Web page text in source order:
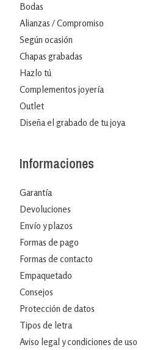
Bodas
Alianzas / Compromiso
Según ocasión
Chapas grabadas
Hazlo tú
Complementos joyería
Outlet
Diseña el grabado de tu joya
Informaciones
Garantía
Devoluciones
Envío y plazos
Formas de pago
Formas de contacto
Empaquetado
Consejos
Protección de datos
Tipos de letra
Aviso legal y condiciones de uso